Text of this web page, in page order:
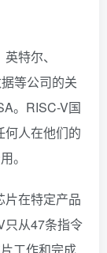
特尔、
等公司的关
。RISC-V国
何人在他们的
。
片在特定产品
只从47条指令
工作和完成